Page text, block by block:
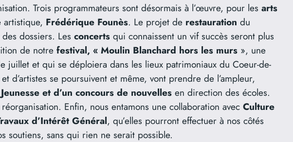
Trois programmateurs sont désormais à l’œuvre, pour les arts
artistique, Frédérique Founès. Le projet de restauration du
dossiers. Les concerts qui connaissent un vif succès seront plus
de notre festival, « Moulin Blanchard hors les murs », une
et qui se déploiera dans les lieux patrimoniaux du Coeur-de-
d’artistes se poursuivent et même, vont prendre de l’ampleur,
et d’un concours de nouvelles en direction des écoles.
Enfin, nous entamons une collaboration avec Culture
d’Intérêt Général, qu’elles pourront effectuer à nos côtés
soutiens, sans qui rien ne serait possible.